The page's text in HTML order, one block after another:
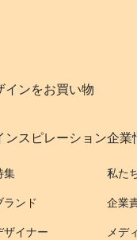
インをお買い物
ンスピレーション
集
ランド
ザイナー
企業
私た
企業
メデ